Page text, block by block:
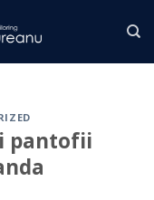
pantofii